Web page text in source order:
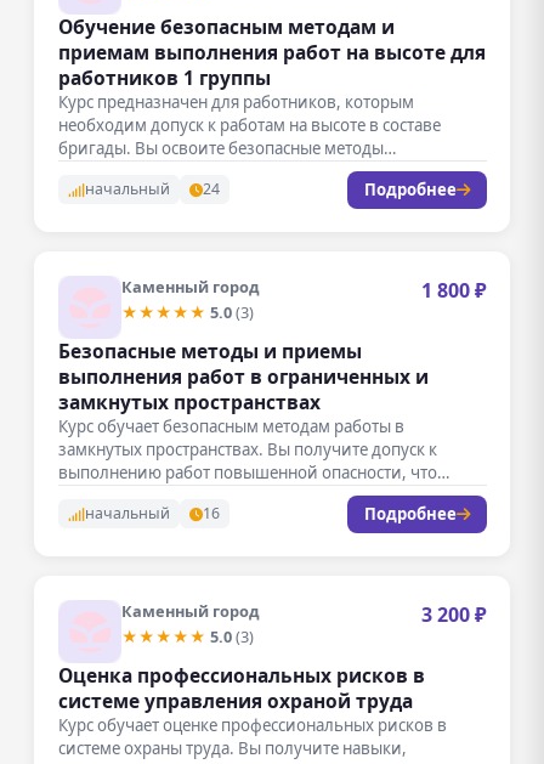
Обучение безопасным методам и
приемам выполнения работ на высоте для
работников 1 группы
Курс предназначен для работников, которым
необходим допуск к работам на высоте в составе
бригады. Вы освоите безопасные методы…
начальный 24 Подробнее
Каменный город
★★★★★ 5.0(3)
1 800 ₽
Безопасные методы и приемы
выполнения работ в ограниченных и
замкнутых пространствах
Курс обучает безопасным методам работы в
замкнутых пространствах. Вы получите допуск к
выполнению работ повышенной опасности, что
начальный 16 Подробнее
Каменный город
★★★★★ 5.0(3)
3 200 ₽
Оценка профессиональных рисков в
системе управления охраной труда
Курс обучает оценке профессиональных рисков в
системе охраны труда. Вы получите навыки,